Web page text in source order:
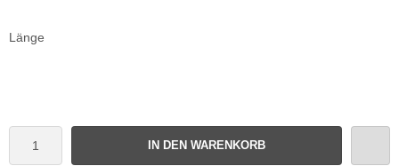
Länge
IN DEN WARENKORB